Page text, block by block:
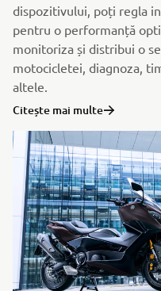
dispozitivului, poți regla
pentru o performanță
monitoriza și distribui o
motocicletei, diagnoza,
altele.
Citește mai multe